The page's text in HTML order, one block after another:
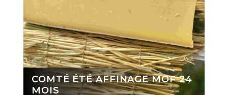
COMTÉ ÉTÉ AFFINAGE MOF 24
MOIS